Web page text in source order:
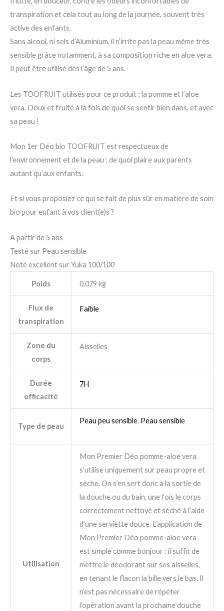
transpiration et cela tout au long de la journée, souvent très
active des enfants.
Sans alcool, ni sels d’Aluminium, il n’irrite pas la peau même très
sensible grâce notamment, à sa composition riche en aloe vera.
Il peut être utilisé dès l’âge de 5 ans.
Les TOOFRUIT utilisés pour ce produit : la pomme et l’aloe
vera. Doux et fruité à la fois de quoi se sentir bien dans, et avec
sa peau !
Mon 1er Déo bio TOOFRUIT est respectueux de
l’environnement et de la peau : de quoi plaire aux parents
autant qu’aux enfants.
Et si vous proposiez ce qui se fait de plus sûr en matière de soin
bio pour enfant à vos client(e)s ?
A partir de 5 ans
Testé sur Peau sensible
Noté excellent sur Yuka 100/100
Poids 0,079 kg
Flux de
transpiration
Faible
Zone du
corps
Aisselles
Durée
efficacité
7H
Type de peau
Peau peu sensible, Peau sensible
Utilisation
Mon Premier Déo pomme-aloe vera
s’utilise uniquement sur peau propre et
sèche. On s’en sert donc à la sortie de
la douche ou du bain, une fois le corps
correctement nettoyé et séché à l’aide
d’une serviette douce. L’application de
Mon Premier Déo pomme-aloe vera
est simple comme bonjour : il suffit de
mettre le déodorant sur ses aisselles,
en tenant le flacon la bille vers le bas. Il
n’est pas nécessaire de répéter
l’opération avant la prochaine douche